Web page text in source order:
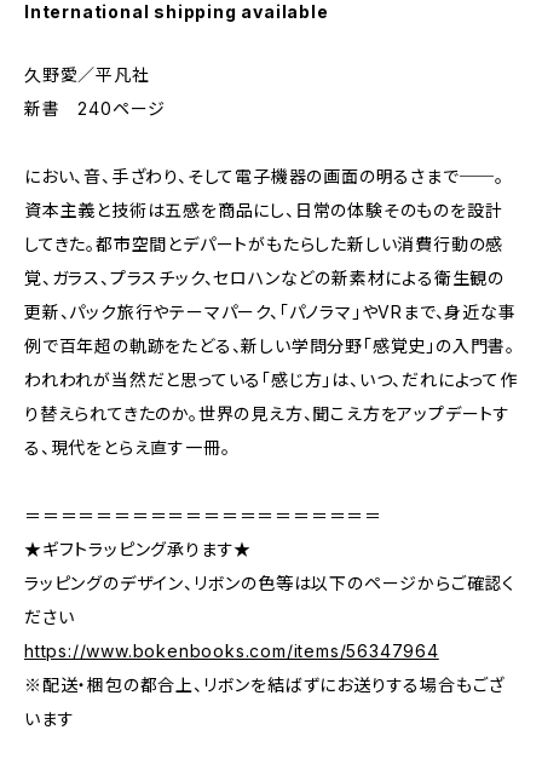
International shipping available
久野愛／平凡社
新書 240ページ
におい、音、手ざわり、そして電子機器の画面の明るさまで──。
資本主義と技術は五感を商品にし、日常の体験そのものを設計
してきた。都市空間とデパートがもたらした新しい消費行動の感
覚、ガラス、プラスチック、セロハンなどの新素材による衛生観の
更新、パック旅行やテーマパーク、「パノラマ」やVRまで、身近な事
例で百年超の軌跡をたどる、新しい学問分野「感覚史」の入門書。
われわれが当然だと思っている「感じ方」は、いつ、だれによって作
り替えられてきたのか。世界の見え方、聞こえ方をアップデートす
る、現代をとらえ直す一冊。
＝＝＝＝＝＝＝＝＝＝＝＝＝＝＝＝＝＝＝＝
★ギフトラッピング承ります★
ラッピングのデザイン、リボンの色等は以下のページからご確認く
ださい
https://www.bokenbooks.com/items/56347964
※配送・梱包の都合上、リボンを結ばずにお送りする場合もござ
います